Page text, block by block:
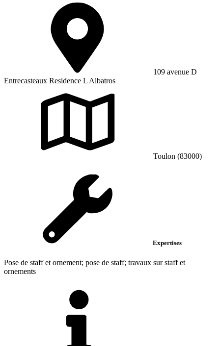
109 avenue D
Entrecasteaux Residence L Albatros
Toulon (83000)
Expertises
Pose de staff et ornement; pose de staff; travaux sur staff et
ornements